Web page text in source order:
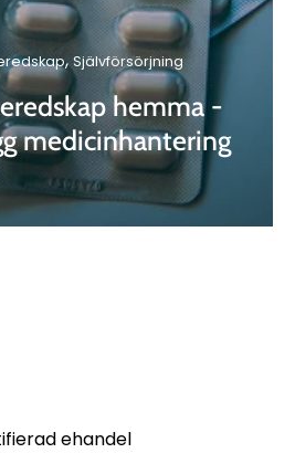
Självförsörjning
hemma -
medicinhantering
ehandel